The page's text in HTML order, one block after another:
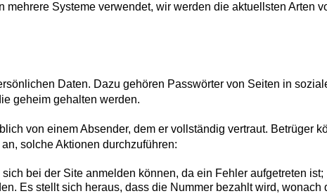
Systeme verwendet, wir werden die aktuellsten Arten
Daten. Dazu gehören Passwörter von Seiten in
geheim gehalten werden.
von einem Absender, dem er vollständig vertraut. Betrüger
solche Aktionen durchzuführen:
bei der Site anmelden können, da ein Fehler aufgetreten ist;
Es stellt sich heraus, dass die Nummer bezahlt wird, wonach